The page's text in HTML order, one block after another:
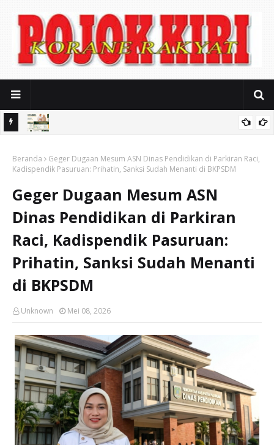
Jamaah Umrah, Haji, dan Pelaku Perjalanan Luar Negeri
Beranda
Geger Dugaan Mesum ASN Dinas Pendidikan di Parkiran Raci,
Kadispendik Pasuruan: Prihatin, Sanksi Sudah Menanti di BKPSDM
Geger Dugaan Mesum ASN
Dinas Pendidikan di Parkiran
Raci, Kadispendik Pasuruan:
Prihatin, Sanksi Sudah Menanti
di BKPSDM
Unknown Mei 08, 2026